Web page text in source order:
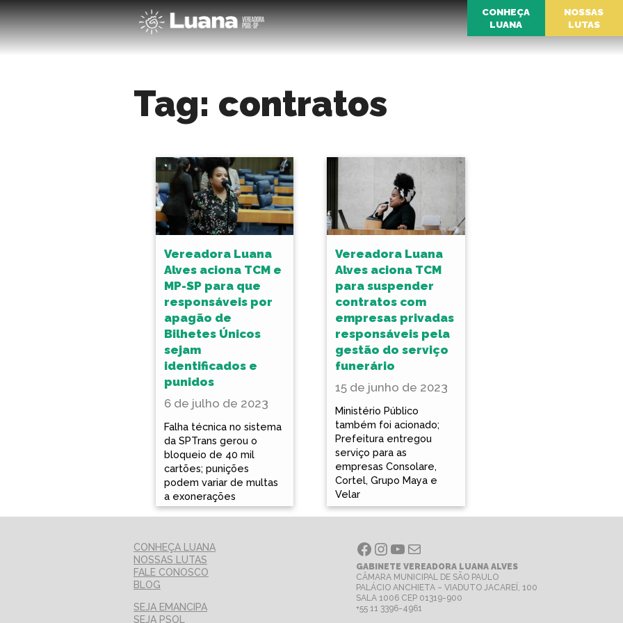
CONHEÇA
LUANA
NOSSAS
LUTAS
Tag: contratos
Vereadora Luana
Alves aciona TCM e
MP-SP para que
responsáveis por
apagão de
Bilhetes Únicos
sejam
identificados e
punidos
6 de julho de 2023
Falha técnica no sistema
da SPTrans gerou o
bloqueio de 40 mil
cartões; punições
podem variar de multas
a exonerações
Vereadora Luana
Alves aciona TCM
para suspender
contratos com
empresas privadas
responsáveis pela
gestão do serviço
funerário
15 de junho de 2023
Ministério Público
também foi acionado;
Prefeitura entregou
serviço para as
empresas Consolare,
Cortel, Grupo Maya e
Velar
CONHEÇA LUANA
NOSSAS LUTAS
FALE CONOSCO
BLOG
SEJA EMANCIPA
SEJA PSOL
Facebook InstagramYoutube E-mail
GABINETE VEREADORA LUANA ALVES
CÂMARA MUNICIPAL DE SÃO PAULO
PALÁCIO ANCHIETA – VIADUTO JACAREÍ, 100
SALA 1006 CEP 01319-900
+55 11 3396-4961